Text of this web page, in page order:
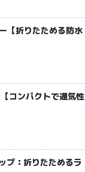
折りたためる防水
コンパクトで通気性
プ：折りたためるラ